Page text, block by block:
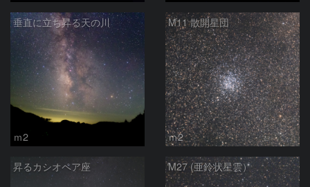
垂直に立ち昇る天の川
ｍ2
M11 散開星団
ｍ2
昇るカシオペア座 M27 (亜鈴状星雲）